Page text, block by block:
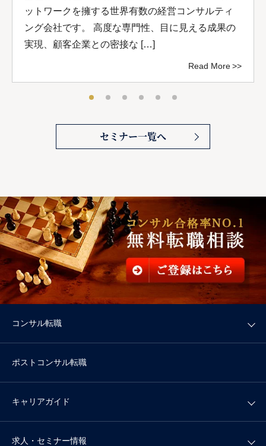
ットワークを擁する世界有数の経営コンサルティ
ング会社です。 高度な専門性、目に見える成果の
実現、顧客企業との密接な […]
Read More
セミナー一覧へ
コンサル転職
ポストコンサル転職
キャリアガイド
求人・セミナー情報